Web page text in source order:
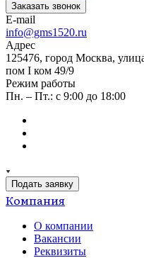
Заказать звонок
E-mail
info@gms1520.ru
Адрес
125476, город Москва,
пом I ком 49/9
Режим работы
Пн. – Пт.: с 9:00 до 18:00
Подать заявку
Компания
О компании
Вакансии
Реквизиты